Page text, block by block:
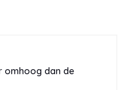
omhoog dan de